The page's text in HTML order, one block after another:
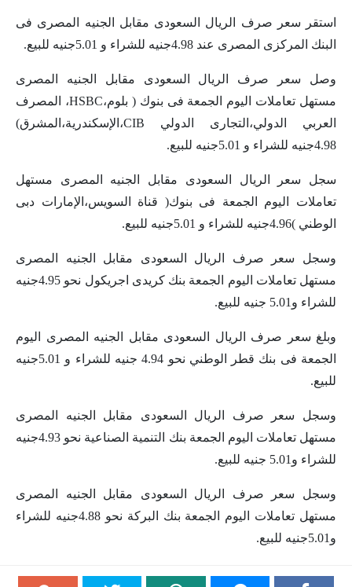
استقر سعر صرف الريال السعودى مقابل الجنيه المصرى فى
البنك المركزى المصرى عند 4.98جنيه للشراء و 5.01جنيه للبيع.
وصل سعر صرف الريال السعودى مقابل الجنيه المصرى
مستهل تعاملات اليوم الجمعة فى بنوك ( بلوم،HSBC، المصرف
العربي الدولي،التجارى الدولي CIB،الإسكندرية،المشرق)
4.98جنيه للشراء و 5.01جنيه للبيع.
سجل سعر الريال السعودى مقابل الجنيه المصرى مستهل
تعاملات اليوم الجمعة فى بنوك( قناة السويس،الإمارات دبى
الوطني )4.96جنيه للشراء و 5.01جنيه للبيع.
وسجل سعر صرف الريال السعودى مقابل الجنيه المصرى
مستهل تعاملات اليوم الجمعة بنك كريدى اجريكول نحو 4.95جنيه
للشراء و5.01 جنيه للبيع.
وبلغ سعر صرف الريال السعودى مقابل الجنيه المصرى اليوم
الجمعة فى بنك قطر الوطني نحو 4.94 جنيه للشراء و 5.01جنيه
للبيع.
وسجل سعر صرف الريال السعودى مقابل الجنيه المصرى
مستهل تعاملات اليوم الجمعة بنك التنمية الصناعية نحو 4.93جنيه
للشراء و5.01 جنيه للبيع.
وسجل سعر صرف الريال السعودى مقابل الجنيه المصرى
مستهل تعاملات اليوم الجمعة بنك البركة نحو 4.88جنيه للشراء
و5.01جنيه للبيع.